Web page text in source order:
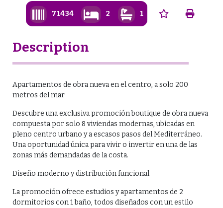
71434 2 1
Description
Apartamentos de obra nueva en el centro, a solo 200
metros del mar
Descubre una exclusiva promoción boutique de obra nueva
compuesta por solo 8 viviendas modernas, ubicadas en
pleno centro urbano y a escasos pasos del Mediterráneo.
Una oportunidad única para vivir o invertir en una de las
zonas más demandadas de la costa.
Diseño moderno y distribución funcional
La promoción ofrece estudios y apartamentos de 2
dormitorios con 1 baño, todos diseñados con un estilo